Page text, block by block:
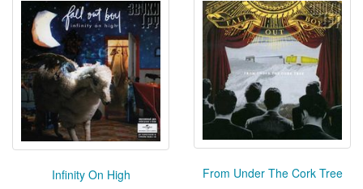
Infinity On High From Under The Cork Tree